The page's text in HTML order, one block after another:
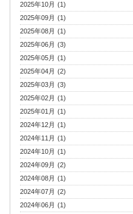
2025年10月 (1)
2025年09月 (1)
2025年08月 (1)
2025年06月 (3)
2025年05月 (1)
2025年04月 (2)
2025年03月 (3)
2025年02月 (1)
2025年01月 (1)
2024年12月 (1)
2024年11月 (1)
2024年10月 (1)
2024年09月 (2)
2024年08月 (1)
2024年07月 (2)
2024年06月 (1)